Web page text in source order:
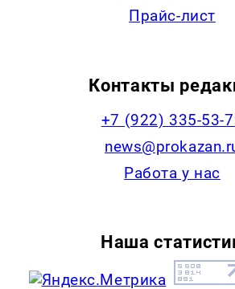
Прайс-лист
Контакты
+7 (922) 335-53-
Работа у нас
Наша